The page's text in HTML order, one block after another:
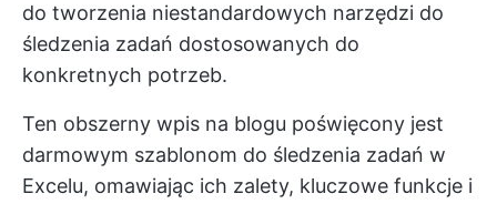
do tworzenia niestandardowych narzędzi do
śledzenia zadań dostosowanych do
konkretnych potrzeb.
Ten obszerny wpis na blogu poświęcony jest
darmowym szablonom do śledzenia zadań w
Excelu, omawiając ich zalety, kluczowe funkcje i